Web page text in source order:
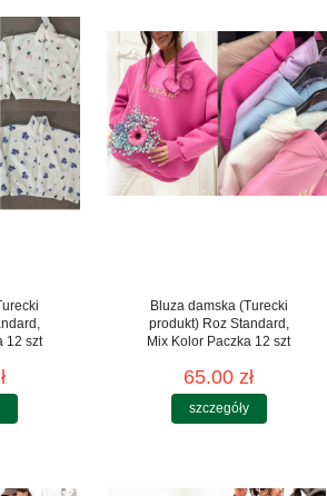
12 szt
Bluza damska (Turecki
produkt) Roz Standard,
Mix Kolor Paczka 12 szt
65.00 zł
szczegóły